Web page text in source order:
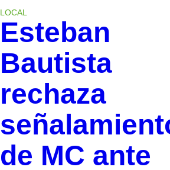
LOCAL
Esteban
Bautista
rechaza
de MC ante